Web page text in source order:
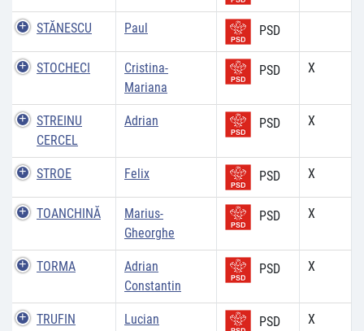
STĂNESCU Paul PSD
STOCHECI
Cristina-
Mariana
PSD X
STREINU
CERCEL
Adrian PSD X
STROE Felix PSD X
TOANCHINĂ
Marius-
Gheorghe
PSD X
TORMA
Adrian
Constantin
PSD X
TRUFIN Lucian PSD X